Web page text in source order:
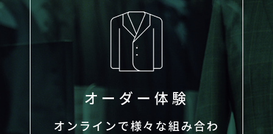
オーダー体験
オンラインで様々な組み合わ